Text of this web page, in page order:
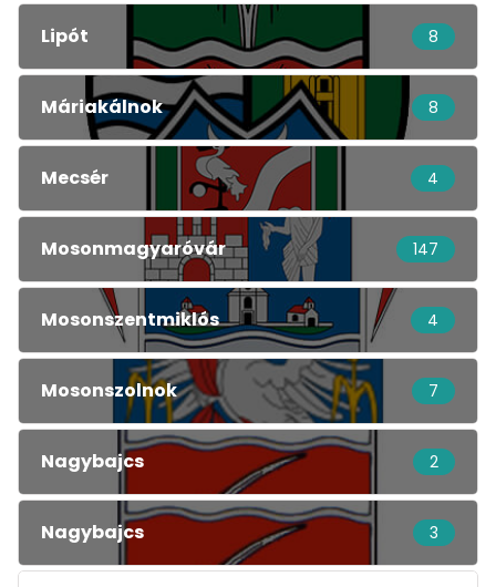
Lipót 8
Máriakálnok 8
Mecsér 4
Mosonmagyaróvár 147
Mosonszentmiklós 4
Mosonszolnok 7
Nagybajcs 2
Nagybajcs 3